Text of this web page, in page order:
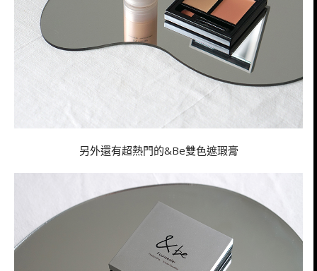
另外還有超熱門的&Be雙色遮瑕膏